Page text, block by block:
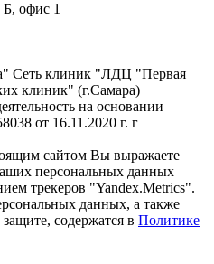
Б, офис 1
Сеть клиник "ЛДЦ "Первая
клиник" (г.Самара)
на основании
от 16.11.2020 г. г
сайтом Вы выражаете
персональных данных
трекеров "Yandex.Metrics".
данных, а также
содержатся в Политике